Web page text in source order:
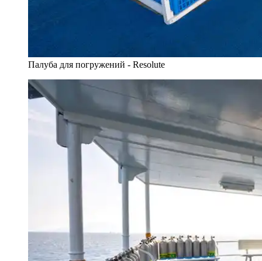
Палуба для погружений - Resolute